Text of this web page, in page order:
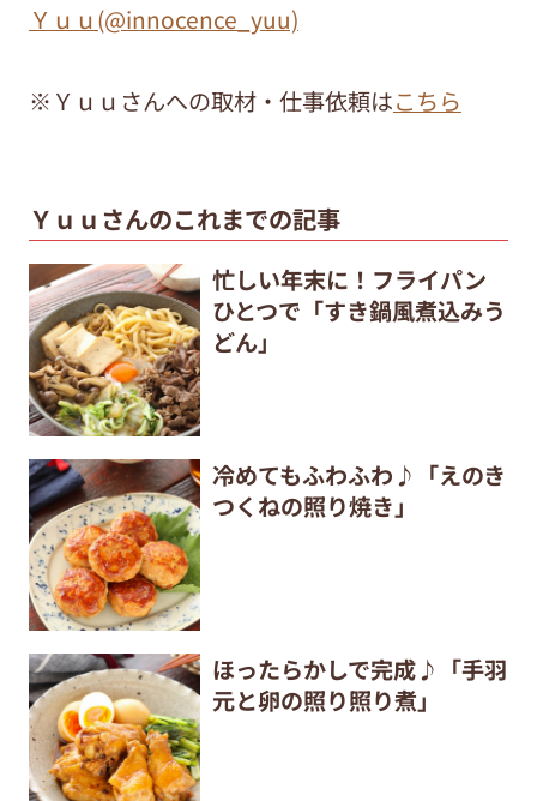
Ｙｕｕ(@innocence_yuu)
※Ｙｕｕさんへの取材・仕事依頼はこちら
Ｙｕｕさんのこれまでの記事
忙しい年末に！フライパン
ひとつで「すき鍋風煮込みう
どん」
冷めてもふわふわ♪「えのき
つくねの照り焼き」
ほったらかしで完成♪「手羽
元と卵の照り照り煮」